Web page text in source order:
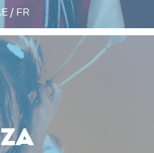
/ FR